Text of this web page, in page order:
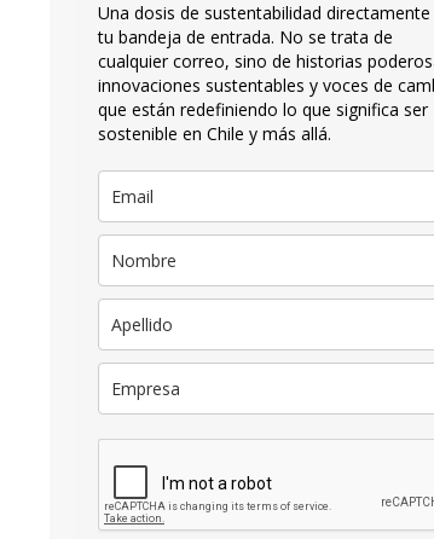
Una dosis de sustentabilidad
tu bandeja de entrada. No se trata de
cualquier correo, sino de historias
innovaciones sustentables y voces de
que están redefiniendo lo que significa ser
sostenible en Chile y más allá.